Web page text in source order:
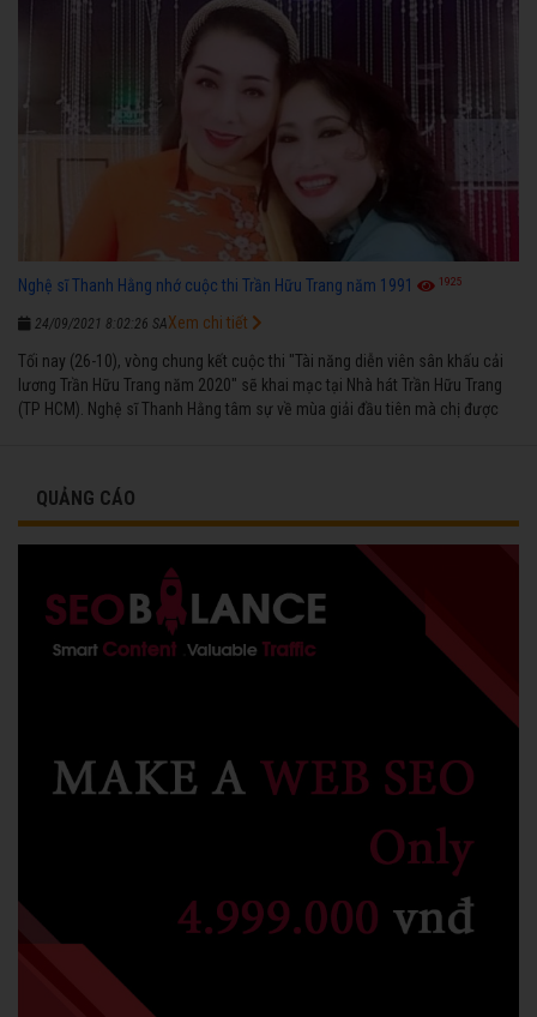
Nghệ sĩ Thanh Hằng nhớ cuộc thi Trần Hữu Trang năm 1991 1925
24/09/2021 8:02:26 SA
Tối nay (26-10), vòng chung kết cuộc thi "Tài năng diễn viên sân khấu cải
lương Trần Hữu Trang năm 2020" sẽ khai mạc tại Nhà hát Trần Hữu Trang
(TP HCM). Nghệ sĩ Thanh Hằng tâm sự về mùa giải đầu tiên mà chị được
Xem chi tiết
QUẢNG CÁO